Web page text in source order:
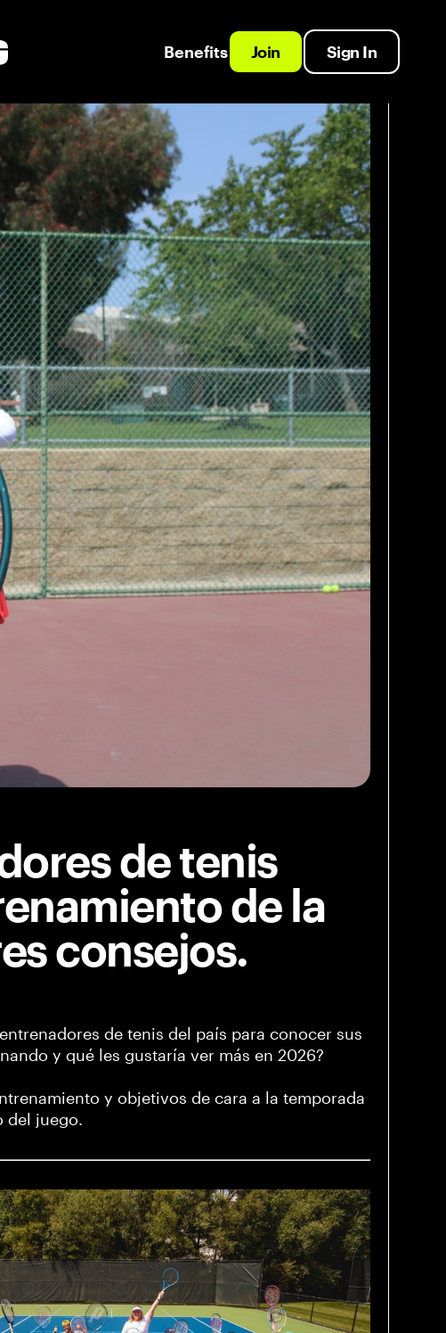
Benefits Join Sign In
de la USTA
de tenis
de la
consejos.
de tenis del país para conocer sus
y qué les gustaría ver más en 2026?
y objetivos de cara a la temporada
del juego.